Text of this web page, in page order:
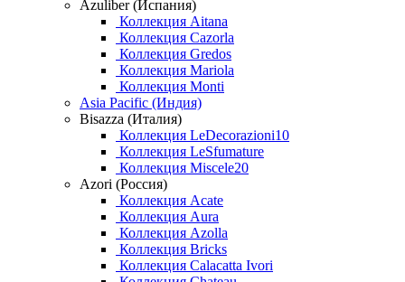
Azuliber (Испания)
Коллекция Aitana
Коллекция Cazorla
Коллекция Gredos
Коллекция Mariola
Коллекция Monti
Asia Pacific (Индия)
Bisazza (Италия)
Коллекция LeDecorazioni10
Коллекция LeSfumature
Коллекция Miscele20
Azori (Россия)
Коллекция Acate
Коллекция Aura
Коллекция Azolla
Коллекция Bricks
Коллекция Calacatta Ivori